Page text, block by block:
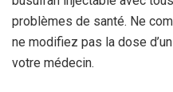
problèmes de santé. Ne
ne modifiez pas la dose
votre médecin.